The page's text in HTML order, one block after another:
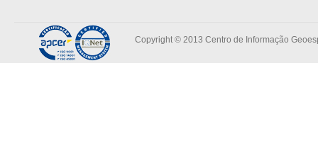
Copyright © 2013 Centro de Informação